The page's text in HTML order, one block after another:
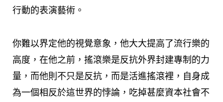
行動的表演藝術。
你難以界定他的視覺意象，他大大提高了流行樂的
高度，在他之前，搖滾樂是反抗外界封建專制的力
量，而他則不只是反抗，而是活進搖滾裡，自身成
為一個相反於這世界的悖論，吃掉甚麼資本社會不